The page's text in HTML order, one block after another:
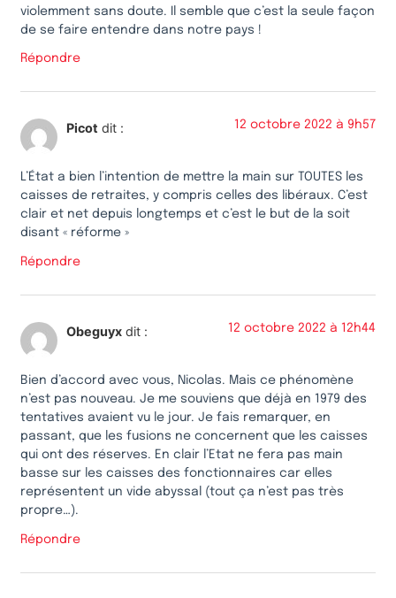
violemment sans doute. Il semble que c’est la seule façon
de se faire entendre dans notre pays !
Répondre
Picot dit : 12 octobre 2022 à 9h57
L’État a bien l’intention de mettre la main sur TOUTES les
caisses de retraites, y compris celles des libéraux. C’est
clair et net depuis longtemps et c’est le but de la soit
disant « réforme »
Répondre
Obeguyx dit : 12 octobre 2022 à 12h44
Bien d’accord avec vous, Nicolas. Mais ce phénomène
n’est pas nouveau. Je me souviens que déjà en 1979 des
tentatives avaient vu le jour. Je fais remarquer, en
passant, que les fusions ne concernent que les caisses
qui ont des réserves. En clair l’Etat ne fera pas main
basse sur les caisses des fonctionnaires car elles
représentent un vide abyssal (tout ça n’est pas très
propre…).
Répondre